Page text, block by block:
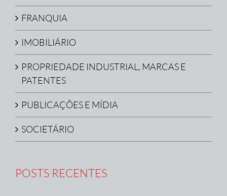
FRANQUIA
IMOBILIÁRIO
PROPRIEDADE INDUSTRIAL, MARCAS E
PATENTES
PUBLICAÇÕES E MÍDIA
SOCIETÁRIO
POSTS RECENTES